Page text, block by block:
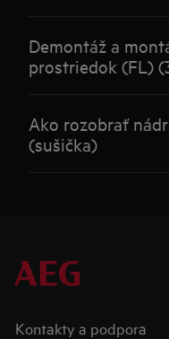
Demontáž a
prostriedok (FL)
Ako rozobrať
(sušička)
Kontakty a podpora